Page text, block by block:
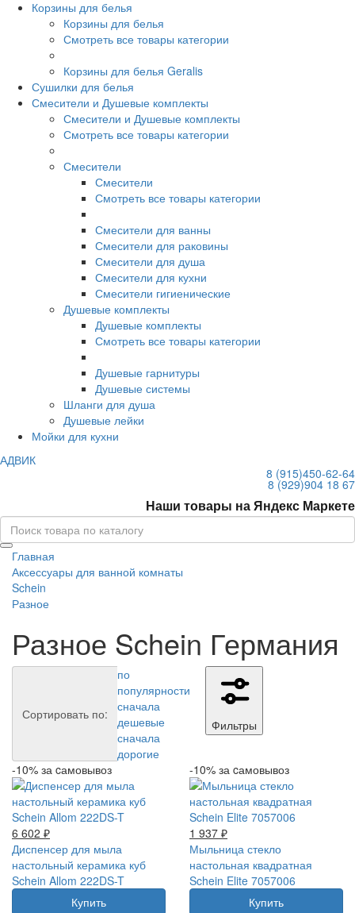
Корзины для белья
Корзины для белья
Смотреть все товары категории
Корзины для белья Geralis
Сушилки для белья
Смесители и Душевые комплекты
Смесители и Душевые комплекты
Смотреть все товары категории
Смесители
Смесители
Смотреть все товары категории
Смесители для ванны
Смесители для раковины
Смесители для душа
Смесители для кухни
Смесители гигиенические
Душевые комплекты
Душевые комплекты
Смотреть все товары категории
Душевые гарнитуры
Душевые системы
Шланги для душа
Душевые лейки
Мойки для кухни
АДВИК
8 (915)450-62-64
8 (929)904 18 67
Наши товары на Яндекс Маркете
Главная
Аксессуары для ванной комнаты
Schein
Разное
Разное Schein Германия
Сортировать по:
по
популярности
сначала
дешевые
сначала
дорогие
Фильтры
-10% за cамовывоз
6 602 ₽
Диспенсер для мыла
настольный керамика куб
Schein Allom 222DS-T
Купить
-10% за cамовывоз
1 937 ₽
Мыльница стекло
настольная квадратная
Schein Elite 7057006
Купить